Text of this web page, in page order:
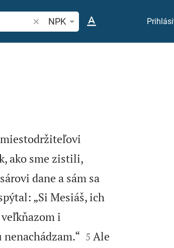
Vyhľadajte biblický verš alebo slovo
NPK
ako sme zistili,
dane a sám sa
„Si Mesiáš, ich
i

5 Ale